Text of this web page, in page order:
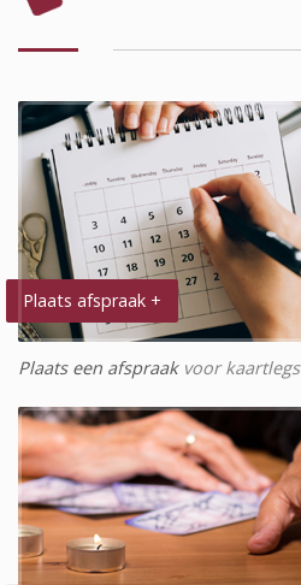
Plaats afspraak +
Plaats een afspraakvoor